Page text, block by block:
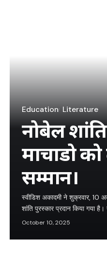
Education Literature
नोबेल
माचाडो
सम्मान।
स्वीडिश अकादमी ने शुक्रवार, 10
शांति पुरस्कार प्रदान किया गया
October 10, 2025